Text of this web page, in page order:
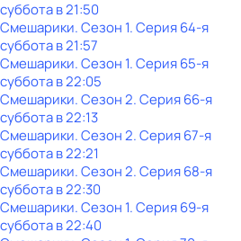
субботав21:50
Смешарики. Сезон 1. Серия 64-я
субботав21:57
Смешарики. Сезон 1. Серия 65-я
субботав22:05
Смешарики. Сезон 2. Серия 66-я
субботав22:13
Смешарики. Сезон 2. Серия 67-я
субботав22:21
Смешарики. Сезон 2. Серия 68-я
субботав22:30
Смешарики. Сезон 1. Серия 69-я
субботав22:40